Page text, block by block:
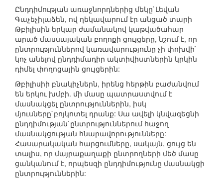
Ընդդիմության առաջնորդներից մեկը`Լեվան
Գաչեչիլաձեն, ով ղեկավարում էր անցած տարի
Թբիլիսին երկար ժամանակով կաթվածահար
արած մասսայական բողոքի ցույցերը, նշում է, որ
ընտրություններով կառավարությունը չի փոխվի`
կոչ անելով ընդդիմադիր ակտիվիստներին կրկին
դիմել փողոցային ցույցերին:
Թբիլիսիի բնակիչներն, իրենց հերթին բաժանվում
են երկու խմբի. մի մասը պատրաստվում է
մասնակցել ընտրություններին, իսկ
մյուսները`բոյկոտել դրանք: Սա ավելի կնվազեցնի
ընդդիմության`ընտրություններում հաջող
մասնակցության հնարավորությունները:
Հասարակական հարցումները, սակայն, ցույց են
տալիս, որ մայրաքաղաքի ընտրողների մեծ մասը
ցանկանում է, որպեսզի ընդդիմությունը մասնակցի
ընտրություններին: